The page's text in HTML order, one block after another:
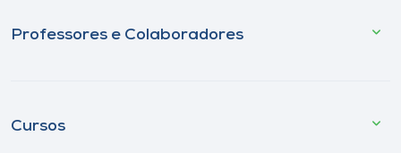
Professores e Colaboradores
Cursos